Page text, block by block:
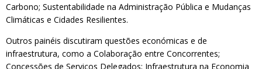
Carbono; Sustentabilidade na Administração Pública e Mudanças
Climáticas e Cidades Resilientes.
Outros painéis discutiram questões económicas e de
infraestrutura, como a Colaboração entre Concorrentes;
Concessões de Serviços Delegados; Infraestrutura na Economia